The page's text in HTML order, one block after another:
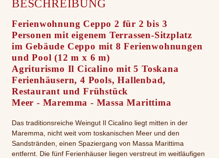
BESCHREIBUNG
Ferienwohnung Ceppo 2 für 2 bis 3
Personen mit eigenem Terrassen-Sitzplatz
im Gebäude Ceppo mit 8 Ferienwohnungen
und Pool (12 m x 6 m)
Agriturismo Il Cicalino mit 5 Toskana
Ferienhäusern, 4 Pools, Hallenbad,
Restaurant und Frühstück
Meer - Maremma - Massa Marittima
Das traditionsreiche Weingut Il Cicalino liegt mitten in der
Maremma, nicht weit vom toskanischen Meer und den
Sandstränden, einen Spaziergang von Massa Marittima
entfernt. Die fünf Ferienhäuser liegen verstreut im weitläufigen